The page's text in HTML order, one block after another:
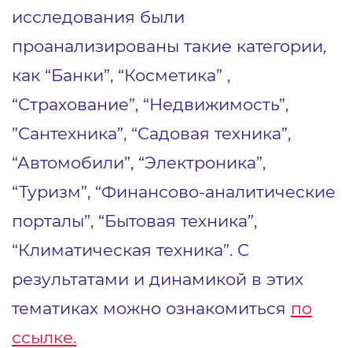
исследования были
проанализированы такие категории,
как “Банки”, “Косметика” ,
“Страхование”, “Недвижимость”,
”Сантехника”, “Садовая техника”,
“Автомобили”, “Электроника”,
“Туризм”, “Финансово-аналитические
порталы”, “Бытовая техника”,
“Климатическая техника”. С
результатами и динамикой в этих
тематиках можно ознакомиться по
ссылке.